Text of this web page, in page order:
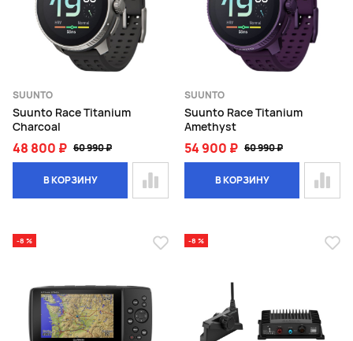
SUUNTO
Suunto Race Titanium
Charcoal
48 800 ₽ 60 990 ₽
В КОРЗИНУ
SUUNTO
Suunto Race Titanium
Amethyst
54 900 ₽ 60 990 ₽
В КОРЗИНУ
-8 % -8 %